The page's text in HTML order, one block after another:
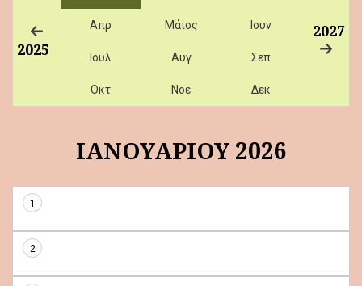
2025
Απρ Μάιος Ιουν
Ιουλ Αυγ Σεπ
Οκτ Νοε Δεκ
2027
ΙΑΝΟΥΑΡΙΟΥ 2026
1
2